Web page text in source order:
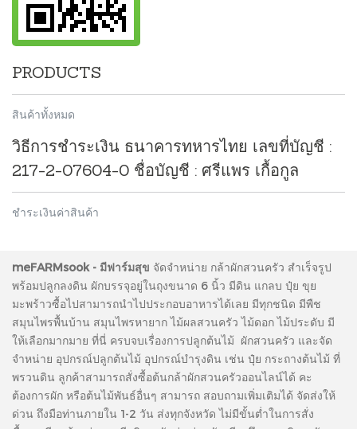
PRODUCTS
สินค้าทั้งหมด
วิธีการชำระเงิน ธนาคารทหารไทย เลขที่บัญชี :
217-2-07604-0 ชื่อบัญชี : ศรีแพร เกื้อกูล
ชำระเงินค่าสินค้า
meFARMsook - มีฟาร์มสุข จัดจำหน่าย กล้าผักสวนครัว สำเร็จรูป
พร้อมปลูกลงดิน ผักบรรจุอยู่ในถุงขนาด 6 นิ้ว มีดิน แกลบ ปุ๋ย ขุย
มะพร้าวซื้อไปสามารถนำไปประกอบอาหารได้เลย มีทุกชนิด มีพืช
สมุนไพรพื้นบ้าน สมุนไพรหายาก ไม้ผลสวนครัว ไม้ดอก ไม้ประดับ มี
ให้เลือกมากมาย ที่นี่ ครบจบเรื่องการปลูกต้นไม้ ผักสวนครัว และจัด
จำหน่าย อุปกรณ์ปลูกต้นไม้ อุปกรณ์บำรุงดิน เช่น ปุ๋ย กระถางต้นไม้ ที่
พรวนดิน ลูกค้าสามารถสั่งซื้อต้นกล้าผักสวนครัวออนไลน์ได้ คะ
ต้องการผัก หรือต้นไม้พันธ์อื่นๆ สามารถ สอบถามเพิ่มเติมได้ จัดส่งให้
ด่วน ถึงมือท่านภายใน 1-2 วัน ส่งทุกจังหวัด ไม่มีขั้นต่ำในการสั่ง